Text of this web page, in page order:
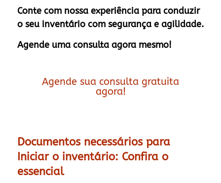
Conte com nossa experiência para conduzir
o seu inventário com segurança e agilidade.
Agende uma consulta agora mesmo!
Agende sua consulta gratuita
agora!
Documentos necessários para
Iniciar o inventário: Confira o
essencial